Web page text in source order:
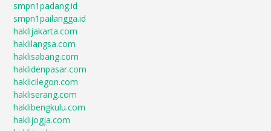
smpn1padang.id
smpn1pailangga.id
haklijakarta.com
haklilangsa.com
haklisabang.com
haklidenpasar.com
haklicilegon.com
hakliserang.com
haklibengkulu.com
haklijogja.com